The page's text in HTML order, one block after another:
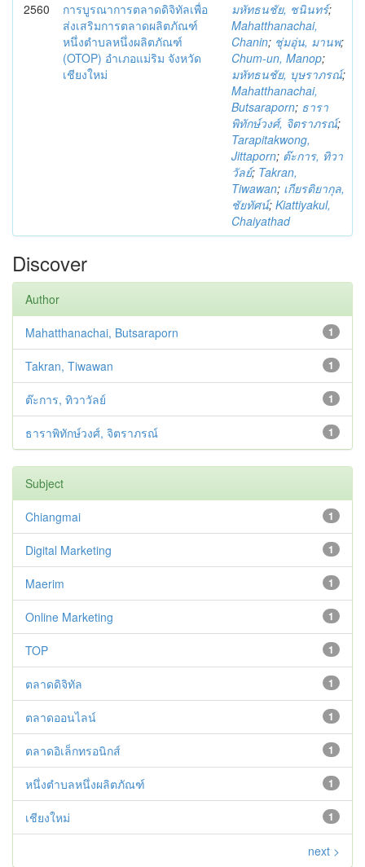
2560
การบูรณาการตลาดดิจิทัลเพื่อ
ส่งเสริมการตลาดผลิตภัณฑ์
หนึ่งตำบลหนึ่งผลิตภัณฑ์
(OTOP) อำเภอแม่ริม จังหวัด
เชียงใหม่
มหัทธนชัย, ชนินทร์;
Mahatthanachai,
Chanin; ชุ่มอุ่น, มานพ;
Chum-un, Manop;
มหัทธนชัย, บุษราภรณ์;
Mahatthanachai,
Butsaraporn; ธารา
พิทักษ์วงศ์, จิตราภรณ์;
Tarapitakwong,
Jittaporn; ต๊ะการ, ทิวา
วัลย์; Takran,
Tiwawan; เกียรติยากุล,
ชัยทัศน์; Kiattiyakul,
Chaiyathad
Discover
Author
1
Mahatthanachai, Butsaraporn
1
Takran, Tiwawan
1
ต๊ะการ, ทิวาวัลย์
1
ธาราพิทักษ์วงศ์, จิตราภรณ์
Subject
1
Chiangmai
1
Digital Marketing
1
Maerim
1
Online Marketing
1
TOP
1
ตลาดดิจิทัล
1
ตลาดออนไลน์
1
ตลาดอิเล็กทรอนิกส์
1
หนึ่งตำบลหนึ่งผลิตภัณฑ์
1
เชียงใหม่
next >